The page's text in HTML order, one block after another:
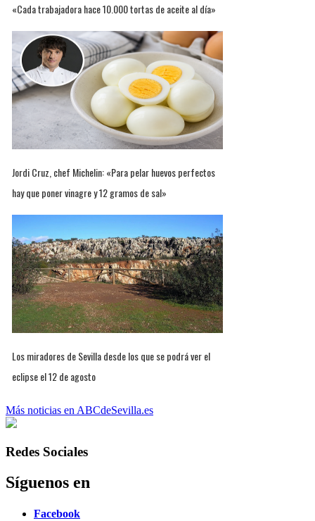
«Cada trabajadora hace 10.000 tortas de aceite al día»
Jordi Cruz, chef Michelin: «Para pelar huevos perfectos
hay que poner vinagre y 12 gramos de sal»
Los miradores de Sevilla desde los que se podrá ver el
eclipse el 12 de agosto
Más noticias en ABCdeSevilla.es
Redes Sociales
Síguenos en
Facebook